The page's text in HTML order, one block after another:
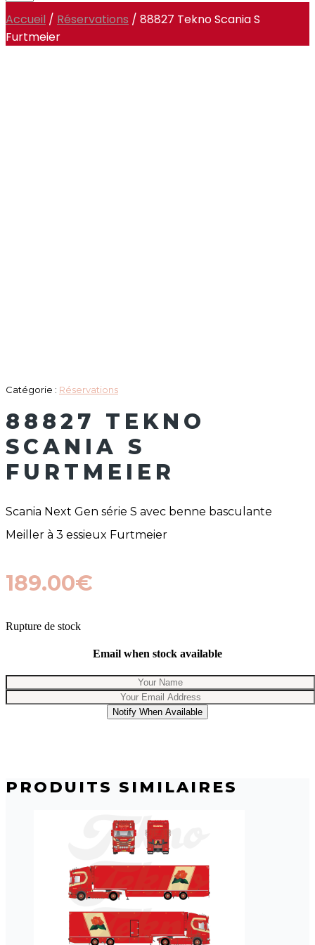
Accueil / Réservations / 88827 Tekno Scania S
Furtmeier
Catégorie : Réservations
88827 TEKNO
SCANIA S
FURTMEIER
Scania Next Gen série S avec benne basculante
Meiller à 3 essieux Furtmeier
189.00€
Rupture de stock
Email when stock available
Notify When Available
PRODUITS SIMILAIRES